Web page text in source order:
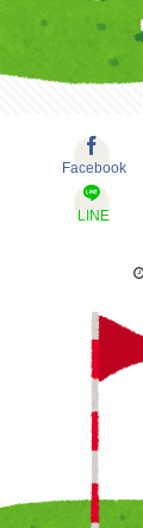
Facebook
LINE